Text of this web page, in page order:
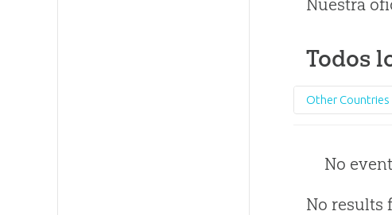
Nuestra
Todos
Other Countries
No
No results